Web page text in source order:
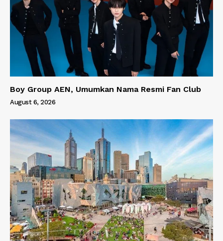
Boy Group AEN, Umumkan Nama Resmi Fan Club
August 6, 2026